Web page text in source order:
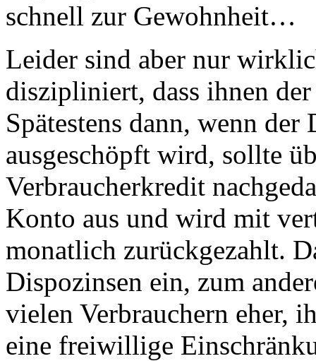
schnell zur Gewohnheit…
Leider sind aber nur
diszipliniert, dass ihnen
Spätestens dann, wenn
ausgeschöpft wird, sollte
Verbraucherkredit
Konto aus und wird mit
monatlich zurückgezahlt.
Dispozinsen ein, zum
vielen Verbrauchern eher,
eine freiwillige